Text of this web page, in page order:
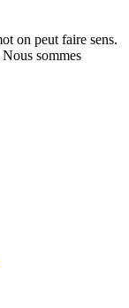
on peut faire sens.
sommes